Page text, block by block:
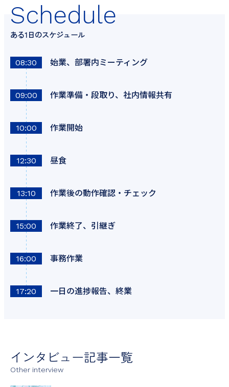
Schedule
ある1日のスケジュール
08:30 始業、部署内ミーティング
09:00 作業準備・段取り、社内情報共有
10:00 作業開始
12:30 昼食
13:10 作業後の動作確認・チェック
15:00 作業終了、引継ぎ
16:00 事務作業
17:20 一日の進捗報告、終業
インタビュー記事一覧
Other interview